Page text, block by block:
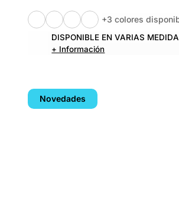
+3 colores
DISPONIBLE EN VARIAS
+ Información
Novedades